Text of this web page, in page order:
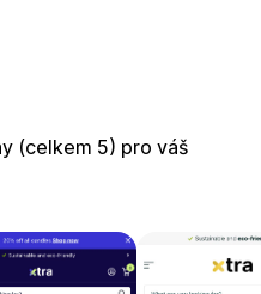
(celkem 5) pro váš